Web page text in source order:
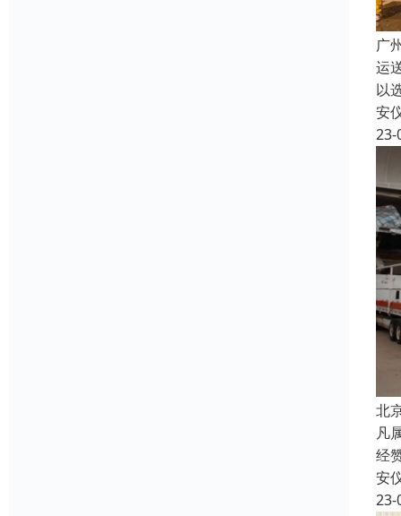
广
运
以
安
23-
北
凡
经
安
23-